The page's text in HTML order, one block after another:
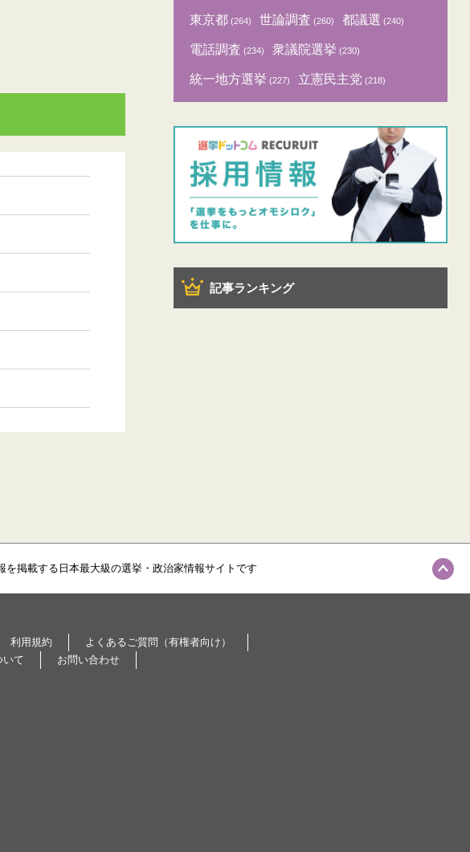
東京都 (264) 世論調査 (260) 都議選 (240)
電話調査 (234) 衆議院選挙 (230)
統一地方選挙 (227) 立憲民主党 (218)
記事ランキング
を掲載する日本最大級の選挙・政治家情報サイトです
利用規約
よくあるご質問（有権者向け）
いて お問い合わせ